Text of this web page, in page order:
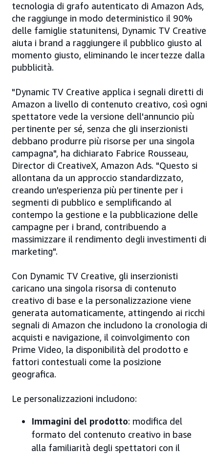
tecnologia di grafo autenticato di Amazon Ads,
che raggiunge in modo deterministico il 90%
delle famiglie statunitensi, Dynamic TV Creative
aiuta i brand a raggiungere il pubblico giusto al
momento giusto, eliminando le incertezze dalla
pubblicità.
"Dynamic TV Creative applica i segnali diretti di
Amazon a livello di contenuto creativo, così ogni
spettatore vede la versione dell'annuncio più
pertinente per sé, senza che gli inserzionisti
debbano produrre più risorse per una singola
campagna", ha dichiarato Fabrice Rousseau,
Director di CreativeX, Amazon Ads. "Questo si
allontana da un approccio standardizzato,
creando un'esperienza più pertinente per i
segmenti di pubblico e semplificando al
contempo la gestione e la pubblicazione delle
campagne per i brand, contribuendo a
massimizzare il rendimento degli investimenti di
marketing".
Con Dynamic TV Creative, gli inserzionisti
caricano una singola risorsa di contenuto
creativo di base e la personalizzazione viene
generata automaticamente, attingendo ai ricchi
segnali di Amazon che includono la cronologia di
acquisti e navigazione, il coinvolgimento con
Prime Video, la disponibilità del prodotto e
fattori contestuali come la posizione
geografica.
Le personalizzazioni includono:
Immagini del prodotto: modifica del
formato del contenuto creativo in base
alla familiarità degli spettatori con il